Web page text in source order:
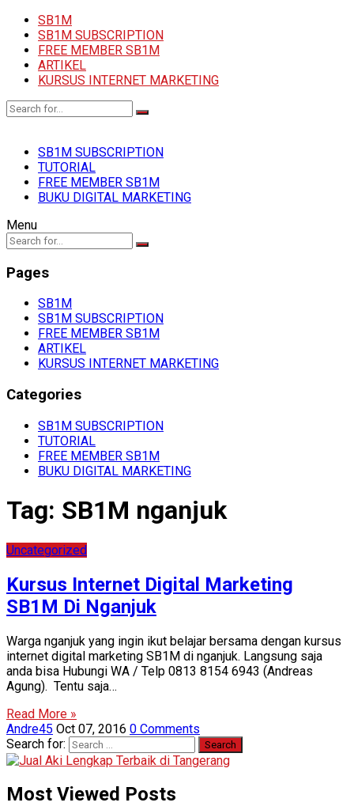
SB1M
SB1M SUBSCRIPTION
FREE MEMBER SB1M
ARTIKEL
KURSUS INTERNET MARKETING
SB1M SUBSCRIPTION
TUTORIAL
FREE MEMBER SB1M
BUKU DIGITAL MARKETING
Menu
Pages
SB1M
SB1M SUBSCRIPTION
FREE MEMBER SB1M
ARTIKEL
KURSUS INTERNET MARKETING
Categories
SB1M SUBSCRIPTION
TUTORIAL
FREE MEMBER SB1M
BUKU DIGITAL MARKETING
Tag: SB1M nganjuk
Uncategorized
Kursus Internet Digital Marketing
SB1M Di Nganjuk
Warga nganjuk yang ingin ikut belajar bersama dengan kursus
internet digital marketing SB1M di nganjuk. Langsung saja
anda bisa Hubungi WA / Telp 0813 8154 6943 (Andreas
Agung). Tentu saja…
Read More »
Andre45 Oct 07, 2016 0 Comments
Search for:
Most Viewed Posts